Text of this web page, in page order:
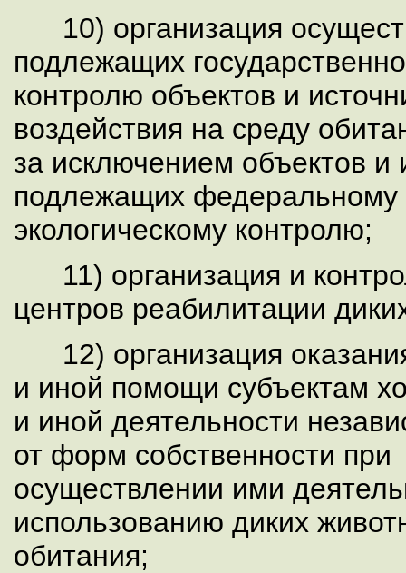
10) организация
подлежащих
контролю объектов и
воздействия на среду
за исключением объектов и
подлежащих федеральному
экологическому контролю;
11) организация и
центров реабилитации
12) организация
и иной помощи субъектам
и иной деятельности
от форм собственности при
осуществлении ими
использованию диких
обитания;